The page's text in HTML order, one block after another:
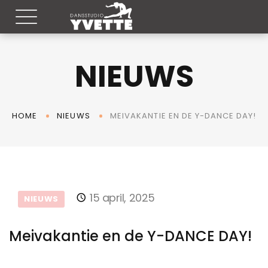
NIEUWS
HOME NIEUWS MEIVAKANTIE EN DE Y-DANCE DAY!
NIEUWS 15 april, 2025
Meivakantie en de Y-DANCE DAY!